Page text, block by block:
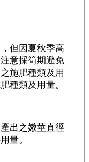
但因夏秋季高
意採筍期避免
施肥種類及用
種類及用量。
出之嫩莖直徑
量。